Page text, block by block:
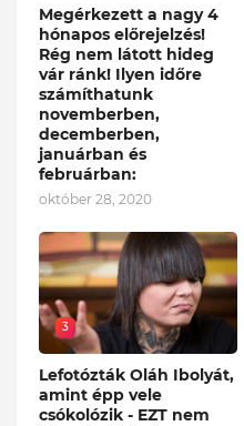
Megérkezett a nagy 4
hónapos előrejelzés!
Rég nem látott hideg
vár ránk! Ilyen időre
számíthatunk
novemberben,
decemberben,
januárban és
februárban:
október 28, 2020
3
Lefotózták Oláh Ibolyát,
amint épp vele
csókolózik - EZT nem